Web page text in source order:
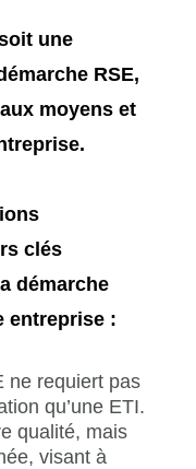
une
RSE,
moyens et
clés
démarche
entreprise :
ne requiert pas
qu’une ETI.
qualité, mais
visant à